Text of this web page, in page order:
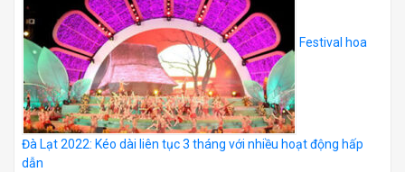
Festival hoa
Đà Lạt 2022: Kéo dài liên tục 3 tháng với nhiều hoạt động hấp
dẫn